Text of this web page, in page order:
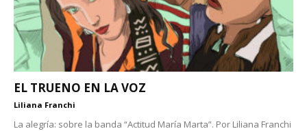
EL TRUENO EN LA VOZ
Liliana Franchi
La alegría: sobre la banda “Actitud María Marta”. Por Liliana Franchi